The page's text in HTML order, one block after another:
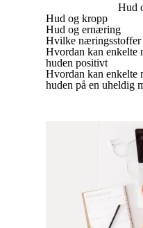
Hud
Hud og kropp
Hud og ernæring
Hvilke næringsstoffer
Hvordan kan enkelte
huden positivt
Hvordan kan enkelte
huden på en uheldig